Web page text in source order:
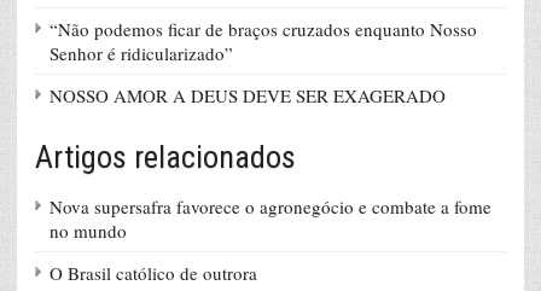
“Não podemos ficar de braços cruzados enquanto Nosso
Senhor é ridicularizado”
NOSSO AMOR A DEUS DEVE SER EXAGERADO
Artigos relacionados
Nova supersafra favorece o agronegócio e combate a fome
no mundo
O Brasil católico de outrora